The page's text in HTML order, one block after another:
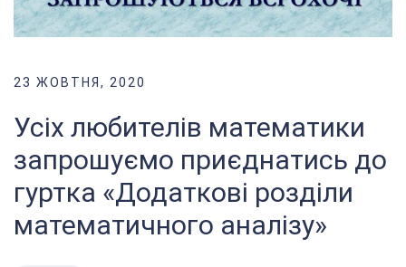
23 ЖОВТНЯ, 2020
Усіх любителів математики
запрошуємо приєднатись до
гуртка «Додаткові розділи
математичного аналізу»